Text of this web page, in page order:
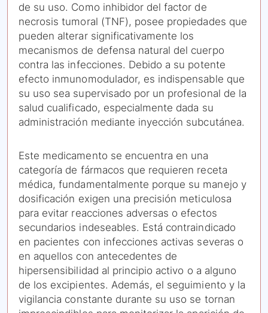
de su uso. Como inhibidor del factor de
necrosis tumoral (TNF), posee propiedades que
pueden alterar significativamente los
mecanismos de defensa natural del cuerpo
contra las infecciones. Debido a su potente
efecto inmunomodulador, es indispensable que
su uso sea supervisado por un profesional de la
salud cualificado, especialmente dada su
administración mediante inyección subcutánea.
Este medicamento se encuentra en una
categoría de fármacos que requieren receta
médica, fundamentalmente porque su manejo y
dosificación exigen una precisión meticulosa
para evitar reacciones adversas o efectos
secundarios indeseables. Está contraindicado
en pacientes con infecciones activas severas o
en aquellos con antecedentes de
hipersensibilidad al principio activo o a alguno
de los excipientes. Además, el seguimiento y la
vigilancia constante durante su uso se tornan